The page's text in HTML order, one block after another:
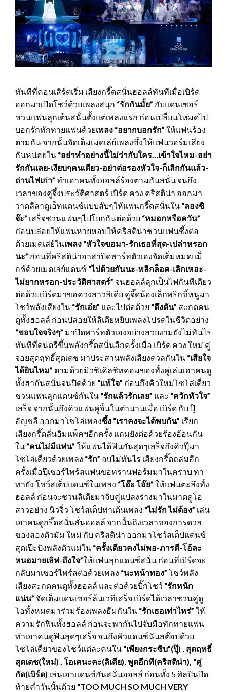
ทันทีที่คอนเสิร์ตเริ่ม เสียงกรี๊ดสนั่นฮอลล์ทันทีเมื่อเบิร์ด
ออกมาเปิดโชว์ด้วยเพลงสนุก “รักกันมั้ย” กับแดนเซอร์
ชวนแฟนลุกเต้นสนั่นตั้งแต่เพลงแรก ก่อนเปลี่ยนโหมดไป
บอกรักทักทายแฟนด้วยเพลง “อยากบอกรัก” ให้แฟนร้อง
ตามกัน จากนั้นจัดเต็มเมดเล่ย์เพลงซึ้งให้แฟนวอร์มเสียง
กันหน่อยใน “อย่าทำอย่างนี้ไม่ว่ากับใคร…เข้าใจไหม-อย่า
รักกันเลย-เงียบๆคนเดียว-อย่าต่อรองหัวใจ-ก็เลิกกันแล้ว-
ถ่านไฟเก่า” ทำเอาคนทั้งฮอลล์ร้องตามกันสนั่น จนถึง
เวลาของคู่จึ้งประวัติศาสตร์ เบิร์ด ควง คริสติน่า ออกมา
วาดลีลาดูเอ็ทแดนซ์แบบสับๆให้แฟนกรี๊ดสนั่นใน “ลองซิ
จ๊ะ” เสร็จชวนแฟนๆไปโยกกันต่อด้วย “หมอกหรือควัน”
ก่อนปล่อยให้แฟนหายหอบให้คริสติน่าชวนแฟนซึ้งต่อ
ด้วยเมดเล่ย์ในเพลง “หัวใจขอมา-รักเธอที่สุด-เปล่าหรอก
นะ” ก่อนที่คริสติน่าอาสาปิดพาร์ทตัวเองจัดเต็มหมดแม็
กช์ด้วยเมดเล่ย์แดนซ์ “ไปด้วยกันนะ-พลิกล็อค-เลิกเหอะ-
ไม่ยากหรอก-ประวัติศาสตร์” จนฮอลล์ลุกเป็นไฟกันทีเดียว
ต่อด้วยเบิร์ดมาขอควงสาวลิเดีย คู่จี๊ดน้องเล็กพริกขี้หนูมา
โชว์พลังเสียงใน “รักเอ๋ย” และไปต่อด้วย “ดึงดัน” สะกดคน
ดูทั้งฮอลล์ ก่อนปล่อยให้ลิเดียหยิบเพลงโปรดในชีวิตอย่าง
“ขอบใจจริงๆ” มาปิดพาร์ทตัวเองอย่างสวยงามยังไม่ทันไร
ทันทีที่ดนตรีขึ้นพลังกรี๊ดสนั่นอีกครั้งเมื่อ เบิร์ด ควง ใหม่ คู่
จอยสุดฤทธิ์สุดเดช มาประสานพลังเสียงดวลกันใน “เสียใจ
ได้ยินไหม” ตามด้วยมิวซิเคิลซิทคอมของทั้งคู่เล่นเอาคนดู
ทั้งฮากันสนั่นจนปิดด้วย “แพ้ใจ” ก่อนถึงคิวใหม่โซโล่เดี่ยว
ชวนแฟนลุกแดนซ์กันใน “รักแล้วรักเลย” และ “ควักหัวใจ”
เสร็จ จากนั้นถึงคิวแฟนคู่จิ้นในตำนานเมื่อ เบิร์ด กับ ปุ๊
อัญชลี ออกมาโซโล่เพลงซึ้ง “เราคงจะได้พบกัน” เรียก
เสียงกรี๊ดลั่นอิมแพ็คฯอีกครั้ง แถมยังต่อด้วยร้องอ้อนกัน
ใน “คนไม่มีแฟน” ให้แฟนได้ฟินกันสุดๆเสร็จถึงคิวปุ๊มา
โซโล่เดี่ยวด้วยเพลง “รัก” จบไม่ทันไร เสียงกรี๊ดถล่มอีก
ครั้งเมื่อปุ๊เซอร์ไพร์สแฟนขอทรานฟอร์มมาในคราบ ทา
ทายัง โชว์สเต็ปแดนซ์ในเพลง “โอ๊ะ โอ๊ย” ให้แฟนตะลึงทั้ง
ฮอลล์ ก่อนจะชวนลิเดียมาจับคู่แปลงร่างมาในมาดดูโอ
สาวอย่าง นิวจิ๋ว โชว์สเต็ปท่าเต้นเพลง “ไม่รัก ไม่ต้อง” เล่น
เอาคนดูกรี๊ดสนั่นลั่นฮอลล์ จากนั้นถึงเวลาของการดวล
ของสองตัวมัม ใหม่ กับ คริสติน่า ออกมาโชว์สเต็ปแดนซ์
สุดเป๊ะปังพลังตัวแม่ใน “ครั้งเดียวคงไม่พอ-ภารตี-โอ้ละ
หนอมายเลิฟ-ถึงใจ”ให้แฟนลุกแดนซ์สนั่น ก่อนที่เบิร์ดจะ
กลับมาเซอร์ไพร์สต่อด้วยเพลง “นะหน้าทอง” โชว์พลัง
เสียงสะกดคนดูทั้งฮอลล์ และต่อด้วยบิ๊กโชว์ “รักหนัก
แน่น” จัดเต็มแดนเซอร์ล้นเวทีเสร็จ เบิร์ดได้เวลาชวนคู่ดู
โอทั้งหมดมาร่วมร้องเพลงธีมกันใน “รักเธอเท่าไหร่” ให้
ความรักฟินทั้งฮอลล์ ก่อนจะพากันไปจับมือทักทายแฟน
ทำเอาคนดูฟินสุดๆเสร็จ จนถึงคิวแดนซ์นันสต๊อปด้วย
โซโล่เดี่ยวของโชว์แต่ละคนใน “เพียงกระซิบ”(ปุ๊) , สุดฤทธิ์
สุดเดช(ใหม่) , โอเคนะคะ(ลิเดีย), พูดอีกที(คริสติน่า), “คู่
กัด(เบิร์ด) เล่นเอาแดนซ์กันสนั่นฮอลล์ ก่อนทั้ง 5 ศิลปินปิด
ท้ายค่ำวันนั้นด้วย “TOO MUCH SO MUCH VERY